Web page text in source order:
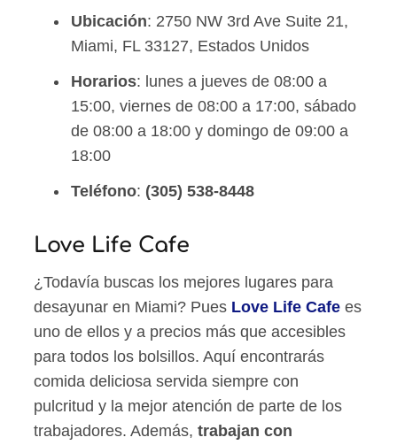
Ubicación: 2750 NW 3rd Ave Suite 21,
Miami, FL 33127, Estados Unidos
Horarios: lunes a jueves de 08:00 a
15:00, viernes de 08:00 a 17:00, sábado
de 08:00 a 18:00 y domingo de 09:00 a
18:00
Teléfono: (305) 538-8448
Love Life Cafe
¿Todavía buscas los mejores lugares para
desayunar en Miami? Pues Love Life Cafe es
uno de ellos y a precios más que accesibles
para todos los bolsillos. Aquí encontrarás
comida deliciosa servida siempre con
pulcritud y la mejor atención de parte de los
trabajadores. Además,trabajan con